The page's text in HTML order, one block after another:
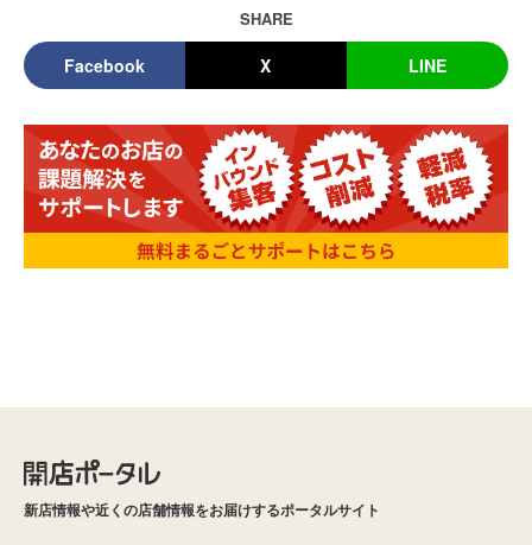
SHARE
Facebook X LINE
新店情報や近くの店舗情報をお届けするポータルサイト